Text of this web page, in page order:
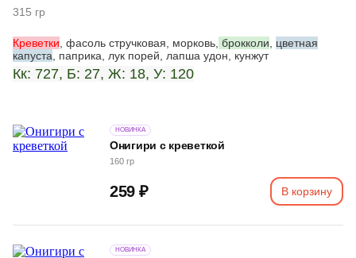
315 гр
Креветки , фасоль стручковая, морковь, брокколи
цветная
капуста , паприка, лук порей, лапша удон, кунжут
Кк: 727, Б: 27, Ж: 18, У: 120
Онигири с креветкой
НОВИНКА
160 гр
259 ₽ В корзину
НОВИНКА